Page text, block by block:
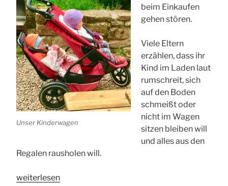
Unser Kinderwagen
beim Einkaufen
gehen stören.
Viele Eltern
erzählen, dass ihr
Kind im Laden laut
rumschreit, sich
auf den Boden
schmeißt oder
nicht im Wagen
sitzen bleiben will
und alles aus den
Regalen rausholen will.
„Vier
weiterlesen